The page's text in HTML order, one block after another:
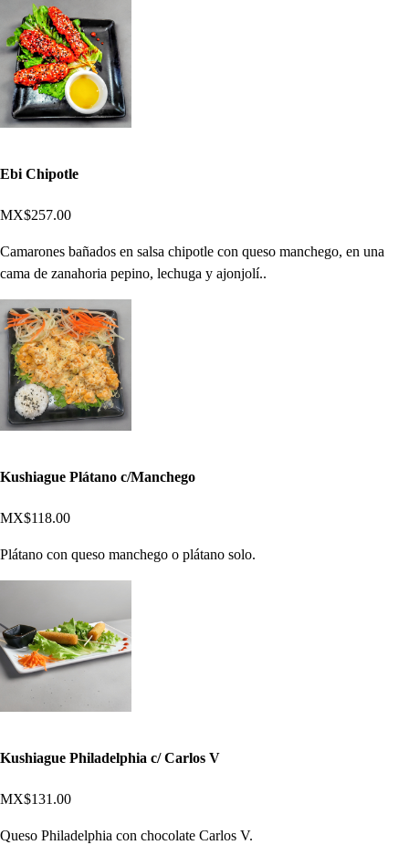
Ebi Chipotle
MX$257.00
Camarones bañados en salsa chipotle con queso manchego, en una
cama de zanahoria pepino, lechuga y ajonjolí..
Kushiague Plátano c/Manchego
MX$118.00
Plátano con queso manchego o plátano solo.
Kushiague Philadelphia c/ Carlos V
MX$131.00
Queso Philadelphia con chocolate Carlos V.